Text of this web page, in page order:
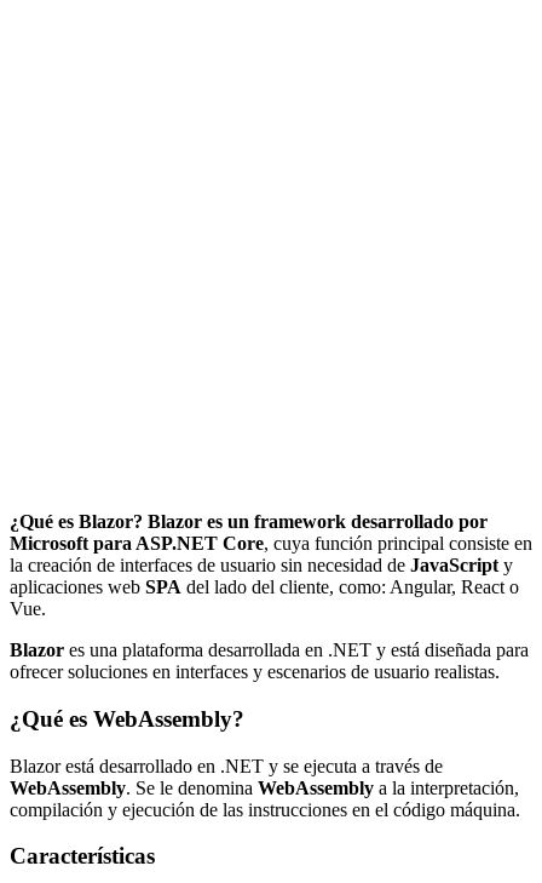
¿Qué es Blazor? Blazor es un framework desarrollado por
Microsoft para ASP.NET Core, cuya función principal consiste en
la creación de interfaces de usuario sin necesidad de JavaScript y
aplicaciones web SPA del lado del cliente, como: Angular, React o
Vue.
Blazor es una plataforma desarrollada en .NET y está diseñada para
ofrecer soluciones en interfaces y escenarios de usuario realistas.
¿Qué es WebAssembly?
Blazor está desarrollado en .NET y se ejecuta a través de
WebAssembly. Se le denomina WebAssembly a la interpretación,
compilación y ejecución de las instrucciones en el código máquina.
Características